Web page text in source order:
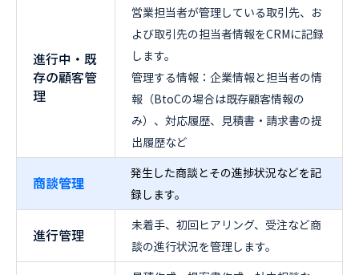
進行中・既
存の顧客管
理
営業担当者が管理している取引先、お
よび取引先の担当者情報をCRMに記録
します。
管理する情報：企業情報と担当者の情
報（BtoCの場合は既存顧客情報の
み）、対応履歴、見積書・請求書の提
出履歴など
商談管理
発生した商談とその進捗状況などを記
録します。
進行管理
未着手、初回ヒアリング、受注など商
談の進行状況を管理します。